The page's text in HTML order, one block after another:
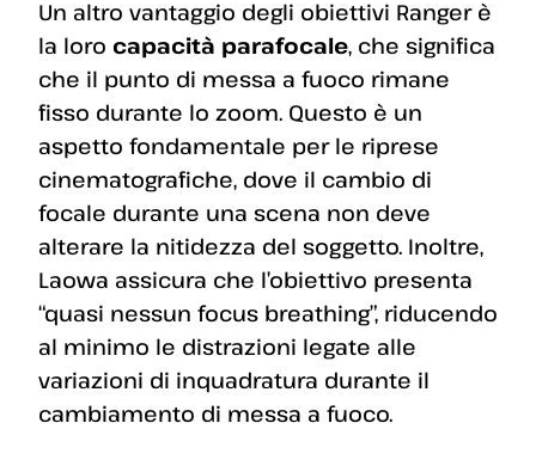
Un altro vantaggio degli obiettivi Ranger è
la loro capacità parafocale, che significa
che il punto di messa a fuoco rimane
fisso durante lo zoom. Questo è un
aspetto fondamentale per le riprese
cinematografiche, dove il cambio di
focale durante una scena non deve
alterare la nitidezza del soggetto. Inoltre,
Laowa assicura che l’obiettivo presenta
“quasi nessun focus breathing”, riducendo
al minimo le distrazioni legate alle
variazioni di inquadratura durante il
cambiamento di messa a fuoco.